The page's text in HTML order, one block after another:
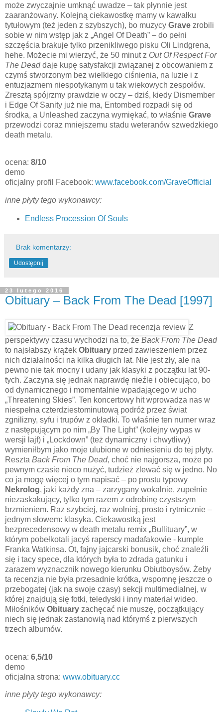
może zwyczajnie umknąć uwadze – tak płynnie jest
zaaranżowany. Kolejną ciekawostkę mamy w kawałku
tytułowym (też jeden z szybszych), bo muzycy Grave zrobili
sobie w nim wstęp jak z „Angel Of Death” – do pełni
szczęścia brakuje tylko przenikliwego pisku Oli Lindgrena,
hehe. Możecie mi wierzyć, że 50 minut z Out Of Respect For
The Deaddaje kupę satysfakcji związanej z obcowaniem z
czymś stworzonym bez wielkiego ciśnienia, na luzie i z
entuzjazmem niespotykanym u tak wiekowych zespołów.
Zresztą spójrzmy prawdzie w oczy – dziś, kiedy Dismember
i Edge Of Sanity już nie ma, Entombed rozpadł się od
środka, a Unleashed zaczyna wymiękać, to właśnie Grave
przewodzi coraz mniejszemu stadu weteranów szwedzkiego
death metalu.
ocena: 8/10
demo
oficjalny profil Facebook: www.facebook.com/GraveOfficial
inne płyty tego wykonawcy:
Endless Procession Of Souls
Brak komentarzy:
Udostępnij
23 lutego 2016
Obituary – Back From The Dead [1997]
Z
perspektywy czasu wychodzi na to, że Back From The Dead
to najsłabszy krążek Obituary przed zawieszeniem przez
nich działalności na kilka długich lat. Nie jest zły, ale na
pewno nie tak mocny i udany jak klasyki z początku lat 90-
tych. Zaczyna się jednak naprawdę nieźle i obiecująco, bo
od dynamicznego i momentalnie wpadającego w ucho
„Threatening Skies”. Ten koncertowy hit wprowadza nas w
niespełna czterdziestominutową podróż przez świat
zgnilizny, syfu i trupów z okładki. To właśnie ten numer wraz
z następującym po nim „By The Light” (kolejny wypas w
wersji lajf) i „Lockdown” (też dynamiczny i chwytliwy)
wymieniłbym jako moje ulubione w odniesieniu do tej płyty.
Reszta Back From The Dead, choć nie najgorsza, może po
pewnym czasie nieco nużyć, tudzież zlewać się w jedno. No
co ja mogę więcej o tym napisać – po prostu typowy
Nekrolog, jaki każdy zna – zarzygany wokalnie, zupełnie
niezaskakujący, tylko tym razem z odrobinę czystszym
brzmieniem. Raz szybciej, raz wolniej, prosto i rytmicznie –
jednym słowem: klasyka. Ciekawostką jest
bezprecedensowy w death metalu remix „Bullituary”, w
którym pobełkotali jacyś raperscy madafakowie - kumple
Franka Watkinsa. Ot, fajny jajcarski bonusik, choć znaleźli
się i tacy spece, dla których była to zdrada gatunku i
zarazem wyznacznik nowego kierunku Obiutboysów. Żeby
ta recenzja nie była przesadnie krótka, wspomnę jeszcze o
przebogatej (jak na swoje czasy) sekcji multimedialnej, w
której znajdują się fotki, teledyski i inny materiał wideo.
Miłośników Obituary zachęcać nie muszę, początkujący
niech się jednak zastanowią nad którymś z pierwszych
trzech albumów.
ocena: 6,5/10
demo
oficjalna strona: www.obituary.cc
inne płyty tego wykonawcy: